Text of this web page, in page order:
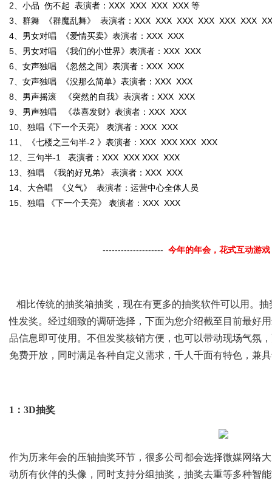
会
议
2、小品 伤不起 表演者：XXX XXX XXX XXX 等
3、群舞 《群魔乱舞》 表演者：XXX XXX XXX XXX XXX XXX
4、男女对唱 《爱情买卖》表演者：XXX XXX
5、男女对唱 《我们的小世界》表演者：XXX XXX
6、女声独唱 《忽然之间》表演者：XXX XXX
7、女声独唱 《没那么简单》表演者：XXX XXX
8、男声摇滚 《突然的自我》表演者：XXX XXX
9、男声独唱 《恭喜发财》表演者：XXX XXX
10、独唱《下一个天亮》 表演者：XXX XXX
11、《七楼之三句半-2 》表演者：XXX XXX XXX XXX
12、三句半-1 表演者：XXX XXX XXX XXX
13、独唱 《我的好兄弟》 表演者：XXX XXX
14、大合唱 《义气》 表演者：运营中心全体人员
15、独唱 《下一个天亮》 表演者：XXX XXX
-------------------- 今年的年会，花式互动游
相比传统的抽奖箱抽奖，现在有更多的抽奖软件可以用。
性发奖。经过细致的调研选择，下面为您介绍截至目前最好
品信息即可使用。不但发奖核销方便，也可以带动现场气氛
免费开放，同时满足各种自定义需求，千人千面有特色，兼
1：3D抽奖
作为历来年会的压轴抽奖环节，很多公司都会选择微媒网络
动所有伙伴的头像，同时支持分组抽奖，抽奖去重等多种智